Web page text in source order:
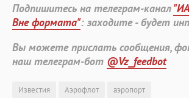
Подпишитесь на телеграм-канал
Вне формата": заходите - будет
Вы можете прислать сообщения,
наш телеграм-бот @Vz_feedbot
Известия Аэрофлот аэропорт